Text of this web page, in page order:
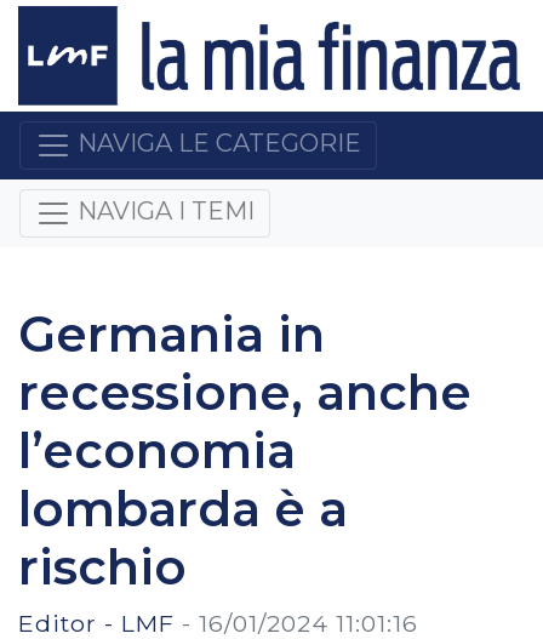
NAVIGA LE CATEGORIE
NAVIGA I TEMI
Germania in
recessione, anche
l’economia
lombarda è a
rischio
Editor - LMF - 16/01/2024 11:01:16